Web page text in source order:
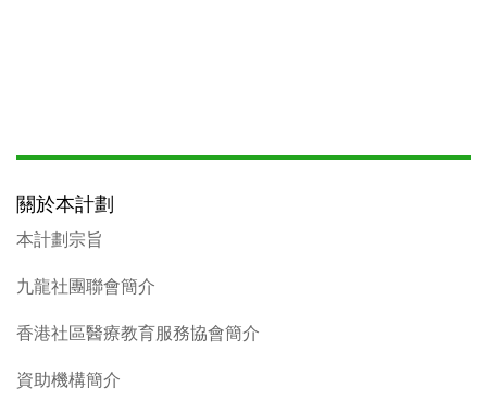
關於本計劃
本計劃宗旨
九龍社團聯會簡介
香港社區醫療教育服務協會簡介
資助機構簡介